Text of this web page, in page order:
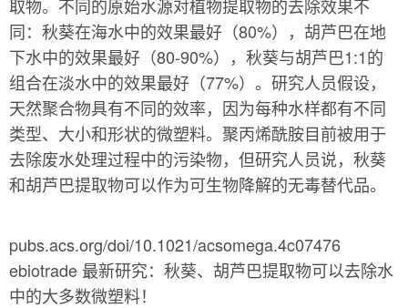
取物。不同的原始水源对植物提取物的去除效果不
同：秋葵在海水中的效果最好（80%），胡芦巴在地
下水中的效果最好（80-90%），秋葵与胡芦巴1:1的
组合在淡水中的效果最好（77%）。研究人员假设，
天然聚合物具有不同的效率，因为每种水样都有不同
类型、大小和形状的微塑料。聚丙烯酰胺目前被用于
去除废水处理过程中的污染物，但研究人员说，秋葵
和胡芦巴提取物可以作为可生物降解的无毒替代品。
pubs.acs.org/doi/10.1021/acsomega.4c07476
ebiotrade 最新研究：秋葵、胡芦巴提取物可以去除水
中的大多数微塑料！